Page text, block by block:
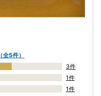
（全5件）
3件
1件
1件